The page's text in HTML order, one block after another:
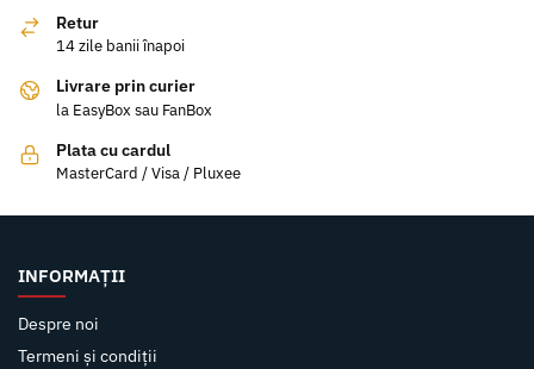
Retur
14 zile banii înapoi
Livrare prin curier
la EasyBox sau FanBox
Plata cu cardul
MasterCard / Visa / Pluxee
INFORMAȚII
Despre noi
Termeni și condiții